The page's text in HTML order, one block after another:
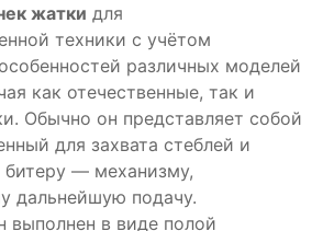
жатки для
техники с учётом
различных моделей
как отечественные, так и
Обычно он представляет собой
для захвата стеблей и
битеру — механизму,
дальнейшую подачу.
выполнен в виде полой